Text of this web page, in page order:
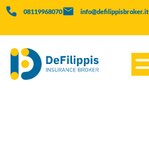
08119968070 info@defilippisbroker.it